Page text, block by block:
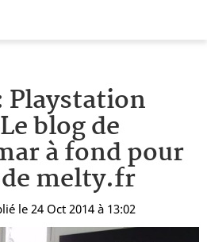
Playstation
blog de
à fond pour
melty.fr
le 24 Oct 2014 à 13:02